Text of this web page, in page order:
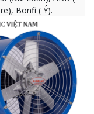
Bonfi ( Ý).